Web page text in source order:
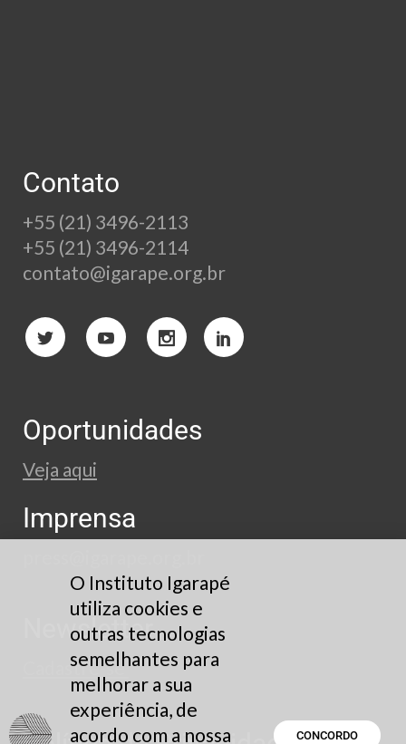
Contato
+55 (21) 3496-2113
+55 (21) 3496-2114
contato@igarape.org.br
Oportunidades
Veja aqui
Imprensa
Newsletter
Cadastre-se
O Instituto Igarapé
utiliza cookies e
outras tecnologias
semelhantes para
melhorar a sua
experiência, de
acordo com a nossa
CONCORDO